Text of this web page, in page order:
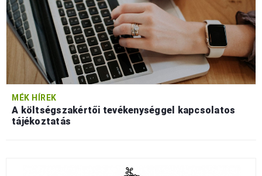
MÉK HÍREK
A költségszakértői tevékenységgel kapcsolatos
tájékoztatás